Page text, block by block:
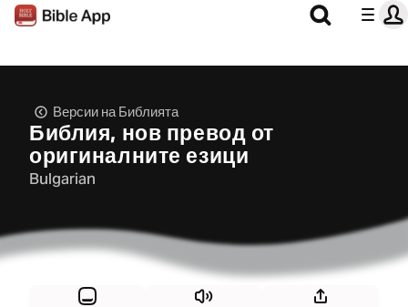
Версии на Библията
Библия, нов превод от
оригиналните езици
Bulgarian